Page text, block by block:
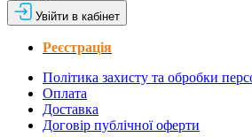
Увійти в кабінет
Реєстрація
Політика захисту та обробки
Оплата
Доставка
Договір публічної оферти